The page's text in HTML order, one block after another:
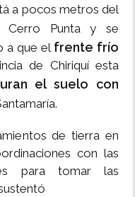
a pocos metros del
Punta y se
a que el frente frío
de Chiriquí esta
el suelo con
de tierra en
con las
para tomar las